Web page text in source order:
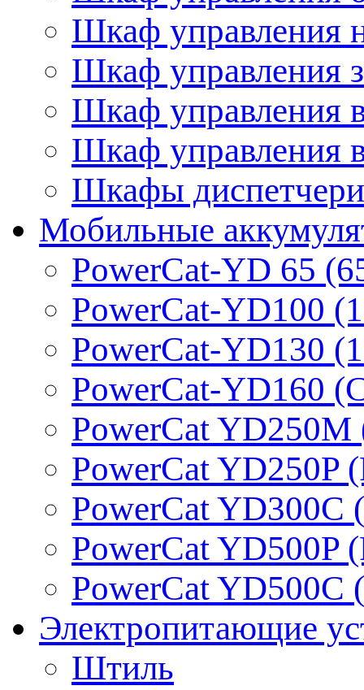
Шкаф управления
Шкаф управления
Шкаф управления
Шкаф управления
Шкафы
Мобильные
PowerCat-YD 65
PowerCat-YD100
PowerCat-YD130
PowerCat-YD160
PowerCat YD250M
PowerCat YD250P
PowerCat YD300C
PowerCat YD500P
PowerCat YD500C
Электропитающие
Штиль